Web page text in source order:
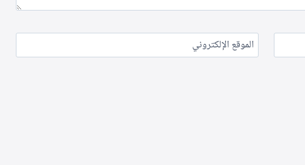
الموقع الإلكتروني